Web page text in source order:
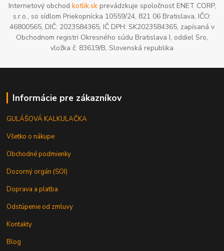
Internetový obchod kotlik.skprevádzkuje spoločnosť ENET CORP,
s.r.o., so sídlom Priekopnícka 10559/24, 821 06 Bratislava, IČO:
46800565, DIČ: 2023584365, IČ DPH: SK2023584365, zapísaná v
Obchodnom registri Okresného súdu Bratislava I, oddiel Sro,
vložka č. 83619/B, Slovenská republika
Informácie pre zákazníkov
GULÁŠOVÁ KALKULAČKA
Všetko o nákupe
Obchodné podmienky
Dozorný orgán (SOI)
Doprava a platba
Odstúpenie od zmluvy
Kontakty
Blog